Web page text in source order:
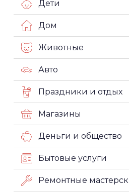
Дети
Дом
Животные
Авто
Праздники и отдых
Магазины
Деньги и общество
Бытовые услуги
Ремонтные